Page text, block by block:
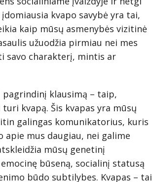
kvapo savybė yra tai,
kaip mūsų asmenybės vizitinė
užuodžia pirmiau nei mes
savo charakterį, mintis ar
klausimą – taip,
kvapą. Šis kvapas yra mūsų
galingas komunikatorius, kuris
apie mus daugiau, nei galime
mūsų genetinį
būseną, socialinį statusą
būdo subtilybes. Kvapas – tai